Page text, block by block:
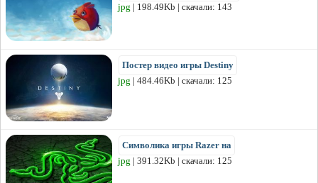
jpg | 198.49Kb | скачали: 143
Постер видео игры Destiny
jpg | 484.46Kb | скачали: 125
Символика игры Razer на
jpg | 391.32Kb | скачали: 125